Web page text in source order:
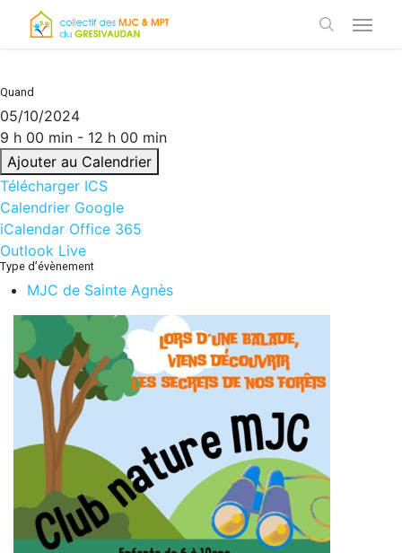
Quand
05/10/2024
9 h 00 min - 12 h 00 min
Ajouter au Calendrier
Télécharger ICS
Calendrier Google
iCalendar Office 365
Outlook Live
Type d’évènement
MJC de Sainte Agnès